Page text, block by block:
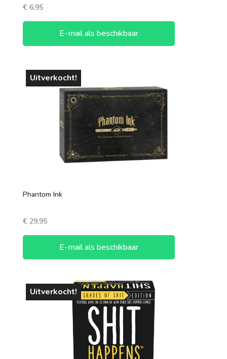
€6,95
E-mail als beschikbaar
Uitverkocht!
Phantom Ink
€29,95
E-mail als beschikbaar
Uitverkocht!